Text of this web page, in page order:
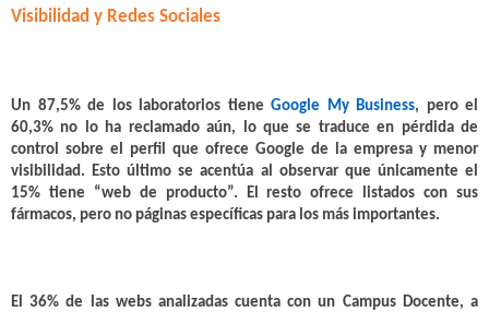
Visibilidad y Redes Sociales
Un 87,5% de los laboratorios tiene Google My Business, pero el
60,3% no lo ha reclamado aún, lo que se traduce en pérdida de
control sobre el perfil que ofrece Google de la empresa y menor
visibilidad. Esto último se acentúa al observar que únicamente el
15% tiene “web de producto”. El resto ofrece listados con sus
fármacos, pero no páginas específicas para los más importantes.
El 36% de las webs analizadas cuenta con un Campus Docente, a